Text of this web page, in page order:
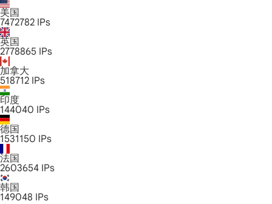
美国
7472782 IPs
英国
2778865 IPs
加拿大
518712 IPs
印度
144040 IPs
德国
1531150 IPs
法国
2603654 IPs
韩国
149048 IPs